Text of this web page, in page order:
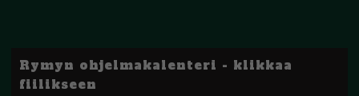
Rymyn ohjelmakalenteri - klikkaa
fiilikseen